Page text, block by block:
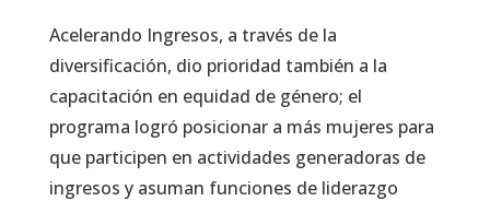
Acelerando Ingresos, a través de la
diversificación, dio prioridad también a la
capacitación en equidad de género; el
programa logró posicionar a más mujeres para
que participen en actividades generadoras de
ingresos y asuman funciones de liderazgo